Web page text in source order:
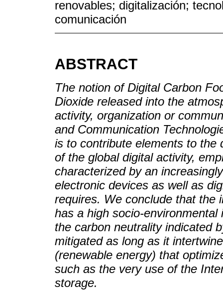
renovables; digitalización;
comunicación
ABSTRACT
The notion of Digital Carbon
Dioxide released into the
activity, organization or
and Communication
is to contribute elements to the
of the global digital activity,
characterized by an
electronic devices as well as
requires. We conclude that the
has a high socio-
the carbon neutrality indicated
mitigated as long as it
(renewable energy) that
such as the very use of the
storage.